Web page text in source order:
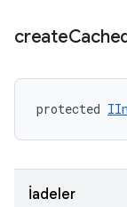
create
protected
İadeler